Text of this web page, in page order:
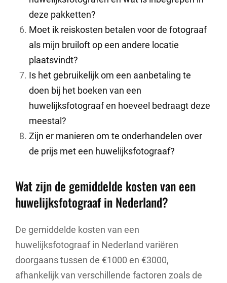
deze pakketten?
Moet ik reiskosten betalen voor de fotograaf
als mijn bruiloft op een andere locatie
plaatsvindt?
Is het gebruikelijk om een aanbetaling te
doen bij het boeken van een
huwelijksfotograaf en hoeveel bedraagt deze
meestal?
Zijn er manieren om te onderhandelen over
de prijs met een huwelijksfotograaf?
Wat zijn de gemiddelde kosten van een
huwelijksfotograaf in Nederland?
De gemiddelde kosten van een
huwelijksfotograaf in Nederland variëren
doorgaans tussen de €1000 en €3000,
afhankelijk van verschillende factoren zoals de